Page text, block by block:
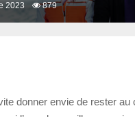
2023 879
donner envie de rester